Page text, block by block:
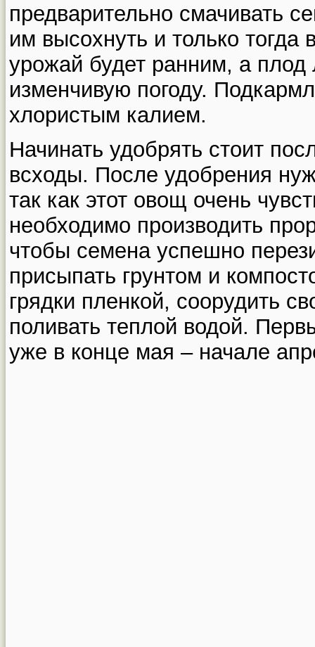
предварительно смачивать
им высохнуть и только тогда
урожай будет ранним, а плод
изменчивую погоду.
хлористым калием.
Начинать удобрять стоит
всходы. После удобрения
так как этот овощ очень
необходимо производить
чтобы семена успешно
присыпать грунтом и
грядки пленкой, соорудить
поливать теплой водой.
уже в конце мая – начале